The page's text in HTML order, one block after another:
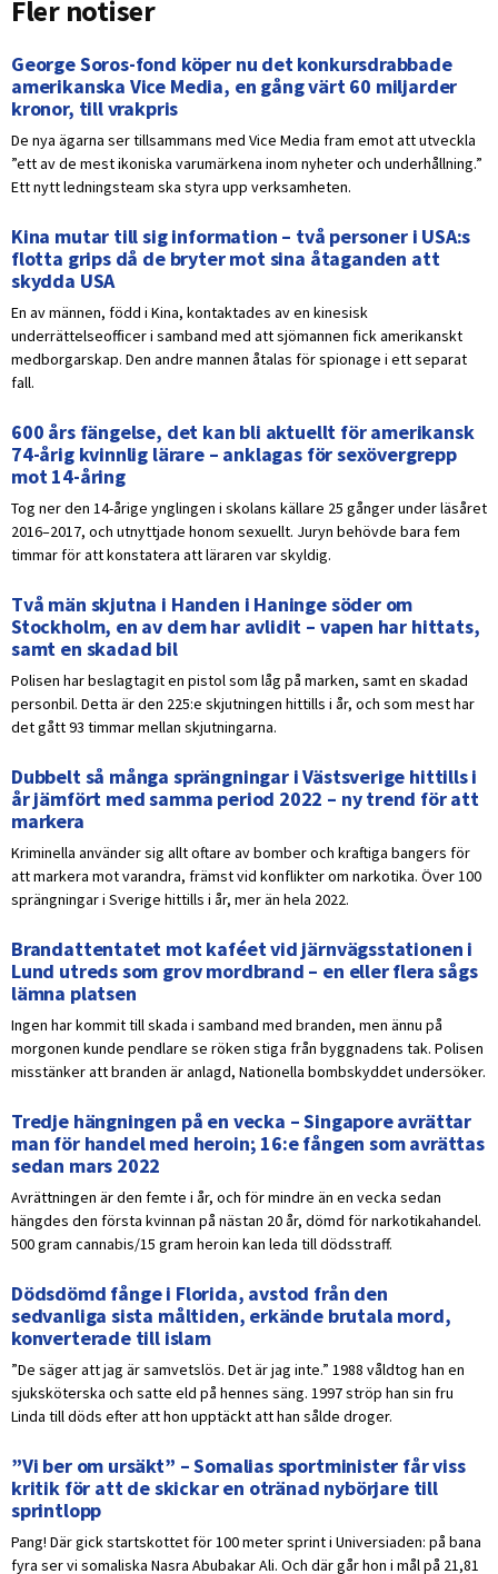
Fler notiser
George Soros-fond köper nu det konkursdrabbade
amerikanska Vice Media, en gång värt 60 miljarder
kronor, till vrakpris
De nya ägarna ser tillsammans med Vice Media fram emot att utveckla
”ett av de mest ikoniska varumärkena inom nyheter och underhållning.”
Ett nytt ledningsteam ska styra upp verksamheten.
Kina mutar till sig information – två personer i USA:s
flotta grips då de bryter mot sina åtaganden att
skydda USA
En av männen, född i Kina, kontaktades av en kinesisk
underrättelseofficer i samband med att sjömannen fick amerikanskt
medborgarskap. Den andre mannen åtalas för spionage i ett separat
fall.
600 års fängelse, det kan bli aktuellt för amerikansk
74-årig kvinnlig lärare – anklagas för sexövergrepp
mot 14-åring
Tog ner den 14-årige ynglingen i skolans källare 25 gånger under läsåret
2016–2017, och utnyttjade honom sexuellt. Juryn behövde bara fem
timmar för att konstatera att läraren var skyldig.
Två män skjutna i Handen i Haninge söder om
Stockholm, en av dem har avlidit – vapen har hittats,
samt en skadad bil
Polisen har beslagtagit en pistol som låg på marken, samt en skadad
personbil. Detta är den 225:e skjutningen hittills i år, och som mest har
det gått 93 timmar mellan skjutningarna.
Dubbelt så många sprängningar i Västsverige hittills i
år jämfört med samma period 2022 – ny trend för att
markera
Kriminella använder sig allt oftare av bomber och kraftiga bangers för
att markera mot varandra, främst vid konflikter om narkotika. Över 100
sprängningar i Sverige hittills i år, mer än hela 2022.
Brandattentatet mot kaféet vid järnvägsstationen i
Lund utreds som grov mordbrand – en eller flera sågs
lämna platsen
Ingen har kommit till skada i samband med branden, men ännu på
morgonen kunde pendlare se röken stiga från byggnadens tak. Polisen
misstänker att branden är anlagd, Nationella bombskyddet undersöker.
Tredje hängningen på en vecka – Singapore avrättar
man för handel med heroin; 16:e fången som avrättas
sedan mars 2022
Avrättningen är den femte i år, och för mindre än en vecka sedan
hängdes den första kvinnan på nästan 20 år, dömd för narkotikahandel.
500 gram cannabis/15 gram heroin kan leda till dödsstraff.
Dödsdömd fånge i Florida, avstod från den
sedvanliga sista måltiden, erkände brutala mord,
konverterade till islam
”De säger att jag är samvetslös. Det är jag inte.” 1988 våldtog han en
sjuksköterska och satte eld på hennes säng. 1997 ströp han sin fru
Linda till döds efter att hon upptäckt att han sålde droger.
”Vi ber om ursäkt” – Somalias sportminister får viss
kritik för att de skickar en otränad nybörjare till
sprintlopp
Pang! Där gick startskottet för 100 meter sprint i Universiaden: på bana
fyra ser vi somaliska Nasra Abubakar Ali. Och där går hon i mål på 21,81